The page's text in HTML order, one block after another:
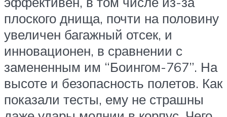
плоского днища, почти на половину
увеличен багажный отсек, и
инновационен, в сравнении с
замененным им “Боингом-767”. На
высоте и безопасность полетов. Как
показали тесты, ему не страшны